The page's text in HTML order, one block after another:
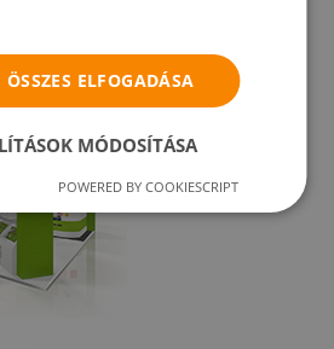
ÖSSZES ELFOGADÁSA
MÓDOSÍTÁSA
POWERED BY COOKIESCRIPT